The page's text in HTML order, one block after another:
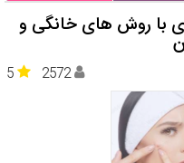
با روش های خانگی و
5 2572